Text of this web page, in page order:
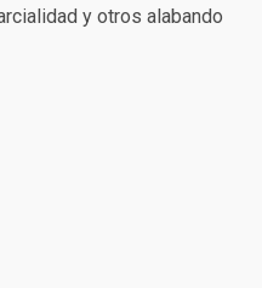
y otros alabando